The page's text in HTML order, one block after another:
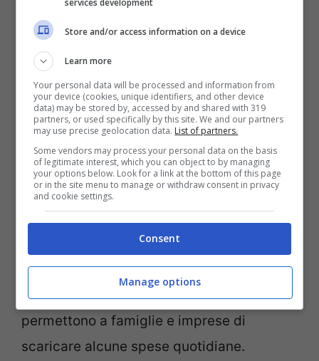
Sono numerosi infatti i bonus e le
detrazioni disponibili, da quelle sanitarie a
quelle assicurative, e manca una
regolamentazione in materia. Al momento,
però, non si sa con precisione quali
incentivi verranno eliminati dalla nuova
misura. Nel documento economico del
in quale settore. Di sicuro ciò
comporterà un aumento della tassazione
per gli italiani, dato che le agevolazioni
permettono a famiglie e imprese di
scaricare alcune spese quotidiane.
services development
Store and/or access information on a device
Learn more
Your personal data will be processed and information from
your device (cookies, unique identifiers, and other device
data) may be stored by, accessed by and shared with 319
partners, or used specifically by this site. We and our partners
may use precise geolocation data. List of partners.
Some vendors may process your personal data on the basis
of legitimate interest, which you can object to by managing
your options below. Look for a link at the bottom of this page
or in the site menu to manage or withdraw consent in privacy
and cookie settings.
Consent
Manage options